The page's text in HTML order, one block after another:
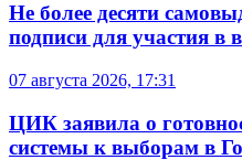
Не более десяти
подписи для участия в
07 августа 2026, 17:31
ЦИК заявила о
системы к выборам в